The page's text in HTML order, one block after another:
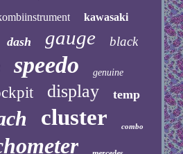
kawasaki
dash gauge black
speedo genuine
display temp
cluster combo